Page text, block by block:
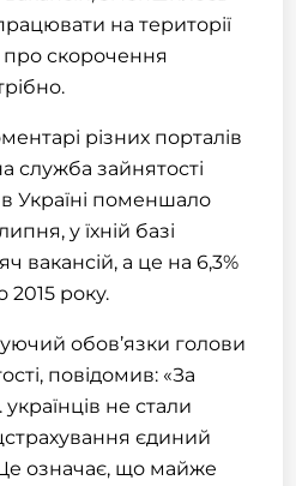
на території
про скорочення
різних порталів
служба зайнятості
Україні поменшало
у їхній базі
вакансій, а це на 6,3%
року.
обов’язки голови
повідомив: «За
не стали
єдиний
означає, що майже